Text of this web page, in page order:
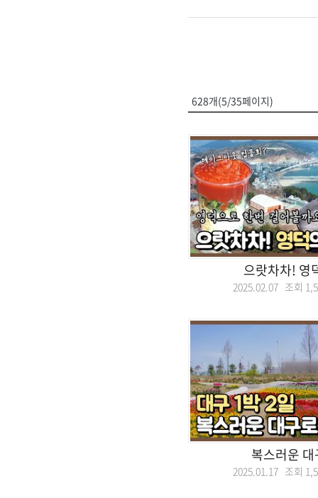
628개(5/35페이지)
으랏차차! 영
2025.02.07 조회
복스러운
2025.01.17 조회